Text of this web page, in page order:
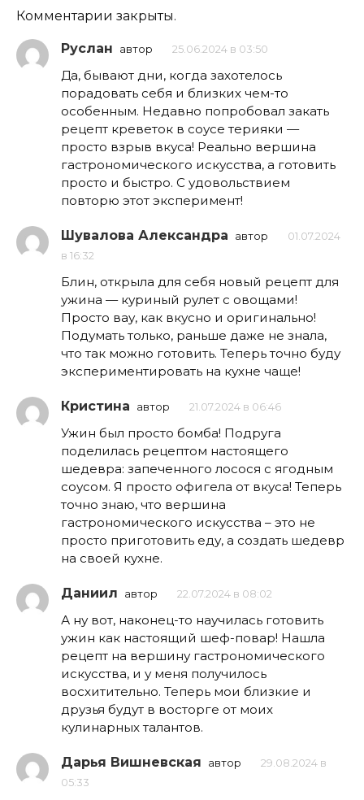
Комментарии закрыты.
Руслан автор 25.06.2024 в 03:50
Да, бывают дни, когда захотелось
порадовать себя и близких чем-то
особенным. Недавно попробовал закать
рецепт креветок в соусе терияки —
просто взрыв вкуса! Реально вершина
гастрономического искусства, а готовить
просто и быстро. С удовольствием
повторю этот эксперимент!
Шувалова Александра автор
01.07.2024
в 16:32
Блин, открыла для себя новый рецепт для
ужина — куриный рулет с овощами!
Просто вау, как вкусно и оригинально!
Подумать только, раньше даже не знала,
что так можно готовить. Теперь точно буду
экспериментировать на кухне чаще!
Кристина автор 21.07.2024 в 06:46
Ужин был просто бомба! Подруга
поделилась рецептом настоящего
шедевра: запеченного лосося с ягодным
соусом. Я просто офигела от вкуса! Теперь
точно знаю, что вершина
гастрономического искусства – это не
просто приготовить еду, а создать шедевр
на своей кухне.
Даниил автор 22.07.2024 в 08:02
А ну вот, наконец-то научилась готовить
ужин как настоящий шеф-повар! Нашла
рецепт на вершину гастрономического
искусства, и у меня получилось
восхитительно. Теперь мои близкие и
друзья будут в восторге от моих
кулинарных талантов.
Дарья Вишневская автор
29.08.2024 в
05:33